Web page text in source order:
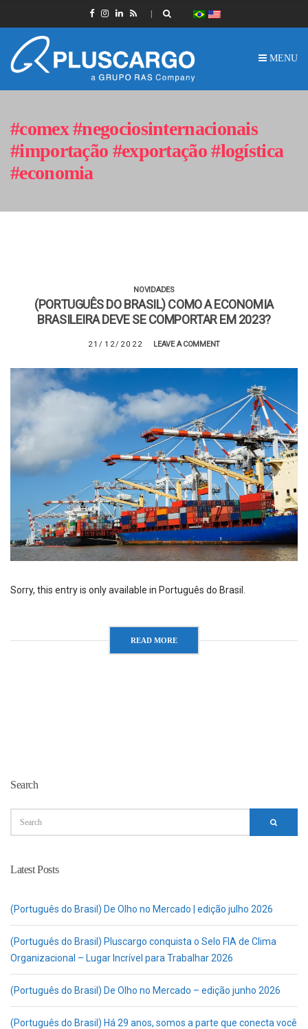
MENU
#comex #negociosinternacionais
#importação #exportação #logística
#economia
NOVIDADES
(PORTUGUÊS DO BRASIL) COMO A ECONOMIA
BRASILEIRA DEVE SE COMPORTAR EM 2023?
21/12/2022 LEAVE A COMMENT
Sorry, this entry is only available in Português do Brasil.
READ MORE
Search
Latest Posts
(Português do Brasil) De Olho no Mercado | edição julho 2026
(Português do Brasil) Pluscargo conquista o Selo FIA de Clima
Organizacional – Lugar Incrível para Trabalhar 2026
(Português do Brasil) De Olho no Mercado – edição junho 2026
(Português do Brasil) Há 29 anos, somos a parte que conecta você